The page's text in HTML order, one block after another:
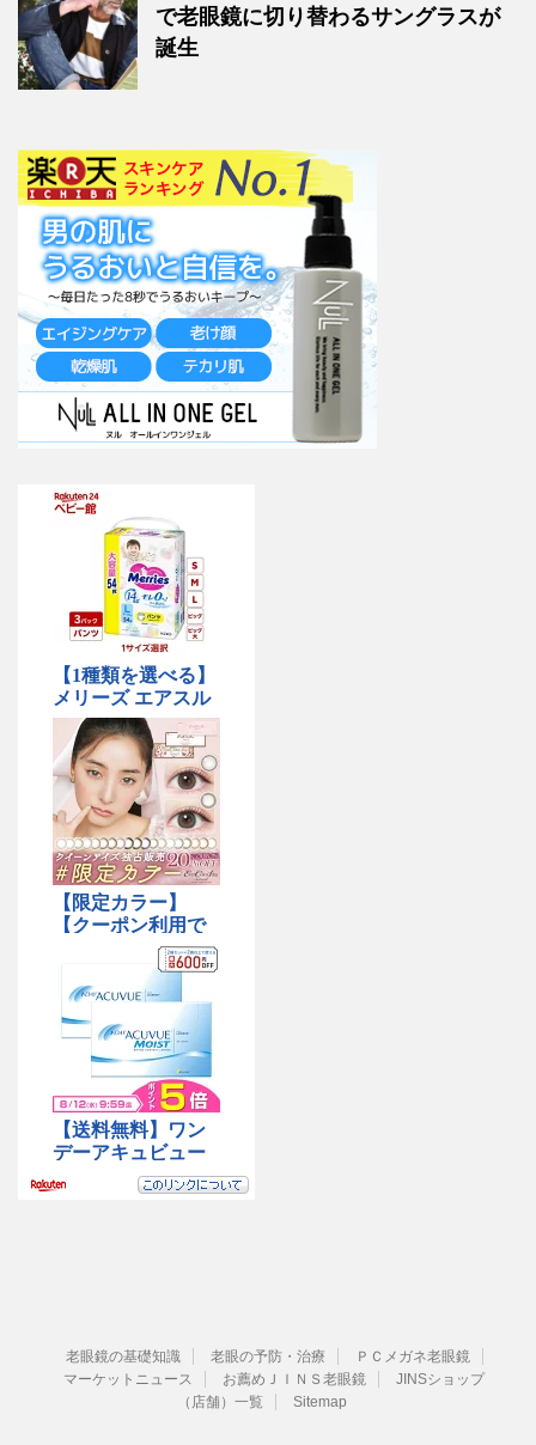
で老眼鏡に切り替わるサングラスが
誕生
老眼鏡の基礎知識 老眼の予防・治療
ＰＣメガネ老眼鏡
マーケットニュース
お薦めＪＩＮＳ老眼鏡
JINSショップ
（店舗）一覧
Sitemap